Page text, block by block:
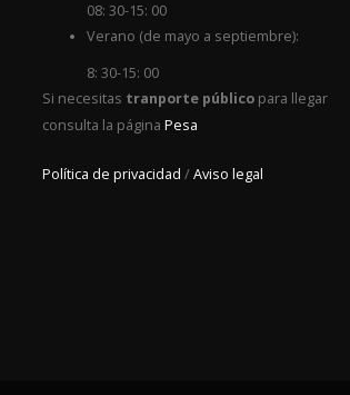
08: 30-15: 00
Verano (de mayo a septiembre):
8: 30-15: 00
Si necesitas tranporte públicopara llegar
consulta la página Pesa
Política de privacidad /Aviso legal